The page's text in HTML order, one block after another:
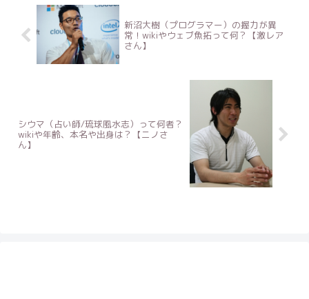
新沼大樹（プログラマー）の握力が異
常！wikiやウェブ魚拓って何？【激レア
さん】
シウマ（占い師/琉球風水志）って何者？
wikiや年齢、本名や出身は？【ニノさ
ん】